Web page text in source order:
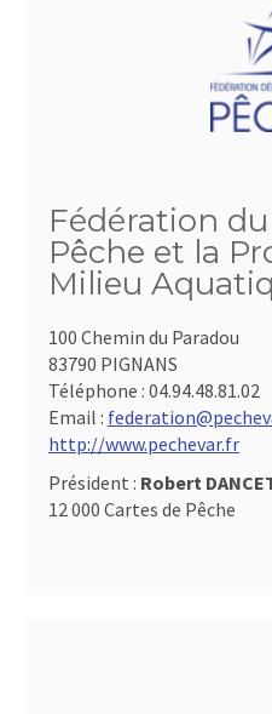
Fédération
Pêche et la
Milieu
100 Chemin du Paradou
83790 PIGNANS
Téléphone : 04.94.48.81.02
Email :
http://www.pechevar.fr
Président : Robert
12 000 Cartes de Pêche